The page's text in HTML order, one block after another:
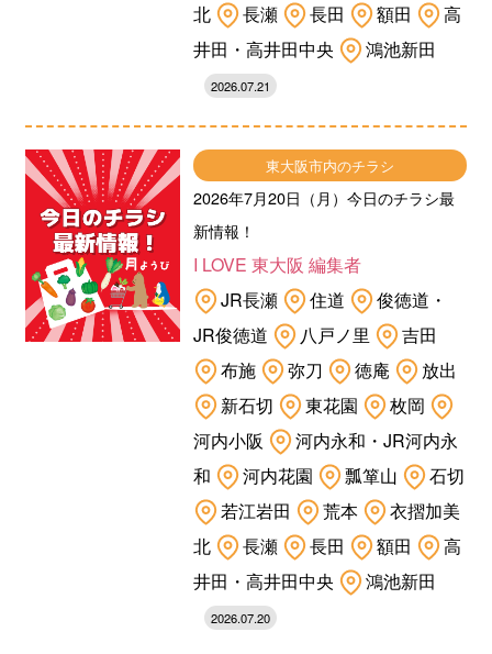
北
長瀬 長田 額田
高
井田・高井田中央
鴻池新田
2026.07.21
東大阪市内のチラシ
2026年7月20日（月）今日のチラシ最
新情報！
I LOVE 東大阪 編集者
JR長瀬
住道
俊徳道・
JR俊徳道
八戸ノ里
吉田
布施
弥刀 徳庵
放出
新石切
東花園
枚岡
河内小阪
河内永和・JR河内永
和
河内花園 瓢箪山
石切
若江岩田
荒本
衣摺加美
北
長瀬 長田 額田
高
井田・高井田中央
鴻池新田
2026.07.20